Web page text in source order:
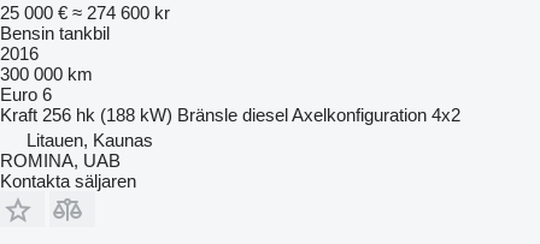
25 000 € ≈ 274 600 kr
Bensin tankbil
2016
300 000 km
Euro 6
Kraft 256 hk (188 kW) Bränsle dieselAxelkonfiguration 4x2
Litauen, Kaunas
ROMINA, UAB
Kontakta säljaren